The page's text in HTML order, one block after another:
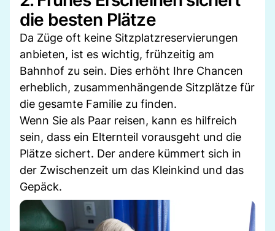
die besten Plätze
Da Züge oft keine Sitzplatzreservierungen
anbieten, ist es wichtig, frühzeitig am
Bahnhof zu sein. Dies erhöht Ihre Chancen
erheblich, zusammenhängende Sitzplätze für
die gesamte Familie zu finden.
Wenn Sie als Paar reisen, kann es hilfreich
sein, dass ein Elternteil vorausgeht und die
Plätze sichert. Der andere kümmert sich in
der Zwischenzeit um das Kleinkind und das
Gepäck.